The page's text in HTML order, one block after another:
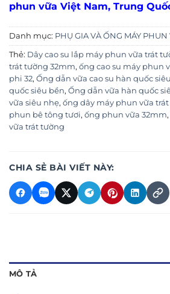
phun vữa Việt Nam, Trung
Danh mục: PHỤ GIA VÀ ỐNG MÁY PHUN
Thẻ: Dây cao su lắp máy phun vữa trát
trát tường 32mm, ống cao su máy phun
phi 32, Ống dẫn vữa cao su hàn quốc
quốc siêu bền, Ống dẫn vữa hàn quốc
vữa siêu nhẹ, ống dây máy phun vữa
phun bê tông tươi, ống phun vữa 32mm,
vữa trát tường
CHIA SẺ BÀI VIẾT NÀY:
MÔ TẢ